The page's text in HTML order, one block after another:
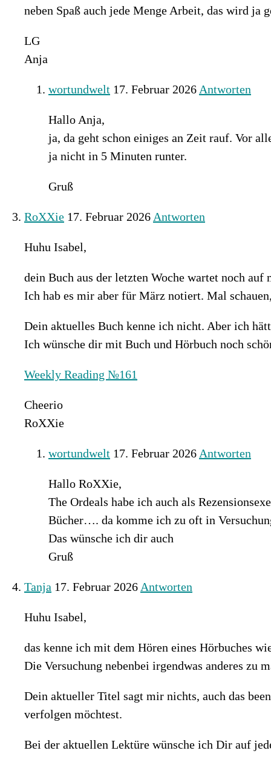
neben Spaß auch jede Menge Arbeit, das wird ja
LG
Anja
wortundwelt 17. Februar 2026 Antworten
Hallo Anja,
ja, da geht schon einiges an Zeit rauf. Vor
ja nicht in 5 Minuten runter.
Gruß
RoXXie 17. Februar 2026 Antworten
Huhu Isabel,
dein Buch aus der letzten Woche wartet noch
Ich hab es mir aber für März notiert. Mal
Dein aktuelles Buch kenne ich nicht. Aber ich
Ich wünsche dir mit Buch und Hörbuch noch
Weekly Reading №161
Cheerio
RoXXie
wortundwelt 17. Februar 2026 Antworten
Hallo RoXXie,
The Ordeals habe ich auch als
Bücher…. da komme ich zu oft in
Das wünsche ich dir auch
Gruß
Tanja 17. Februar 2026 Antworten
Huhu Isabel,
das kenne ich mit dem Hören eines Hörbuches
Die Versuchung nebenbei irgendwas anderes zu
Dein aktueller Titel sagt mir nichts, auch das
verfolgen möchtest.
Bei der aktuellen Lektüre wünsche ich Dir auf